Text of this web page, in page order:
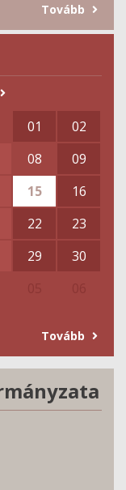
Tovább
01
02
08
09
15
16
22
23
29
30
Tovább